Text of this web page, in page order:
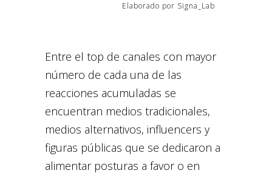
Elaborado por Signa_Lab
Entre el top de canales con mayor
número de cada una de las
reacciones acumuladas se
encuentran medios tradicionales,
medios alternativos, influencers y
figuras públicas que se dedicaron a
alimentar posturas a favor o en